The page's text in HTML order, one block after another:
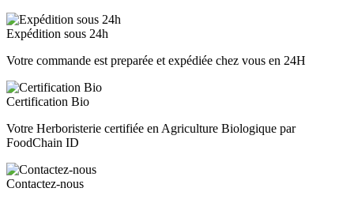
Expédition sous 24h
Votre commande est preparée et expédiée chez vous en 24H
Certification Bio
Votre Herboristerie certifiée en Agriculture Biologique par
FoodChain ID
Contactez-nous